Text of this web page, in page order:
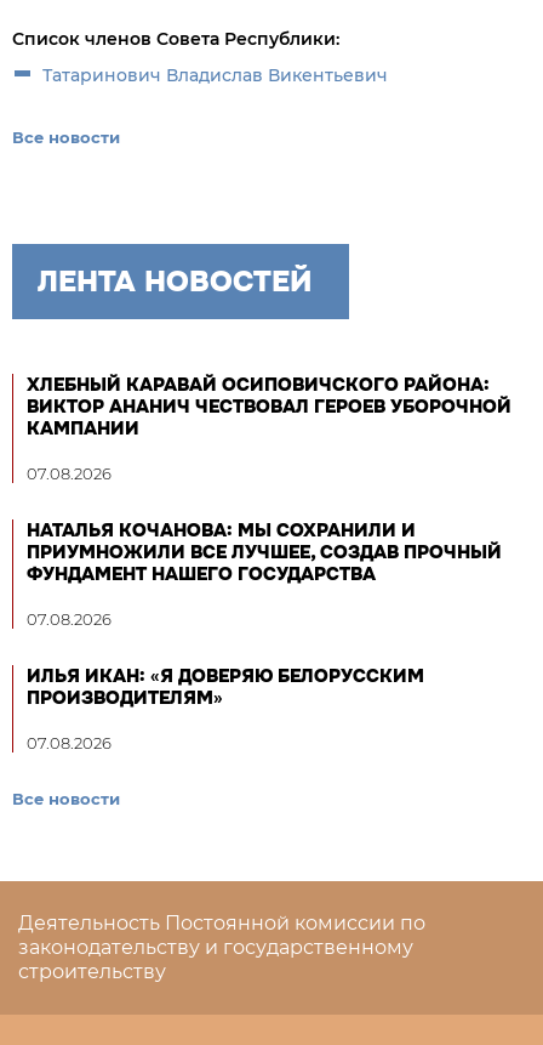
Список членов Совета Республики:
Татаринович Владислав Викентьевич
Все новости
ЛЕНТА НОВОСТЕЙ
ХЛЕБНЫЙ КАРАВАЙ ОСИПОВИЧСКОГО РАЙОНА:
ВИКТОР АНАНИЧ ЧЕСТВОВАЛ ГЕРОЕВ УБОРОЧНОЙ
КАМПАНИИ
07.08.2026
НАТАЛЬЯ КОЧАНОВА: МЫ СОХРАНИЛИ И
ПРИУМНОЖИЛИ ВСЕ ЛУЧШЕЕ, СОЗДАВ ПРОЧНЫЙ
ФУНДАМЕНТ НАШЕГО ГОСУДАРСТВА
07.08.2026
ИЛЬЯ ИКАН: «Я ДОВЕРЯЮ БЕЛОРУССКИМ
ПРОИЗВОДИТЕЛЯМ»
07.08.2026
Все новости
Деятельность Постоянной комиссии по
законодательству и государственному
строительству